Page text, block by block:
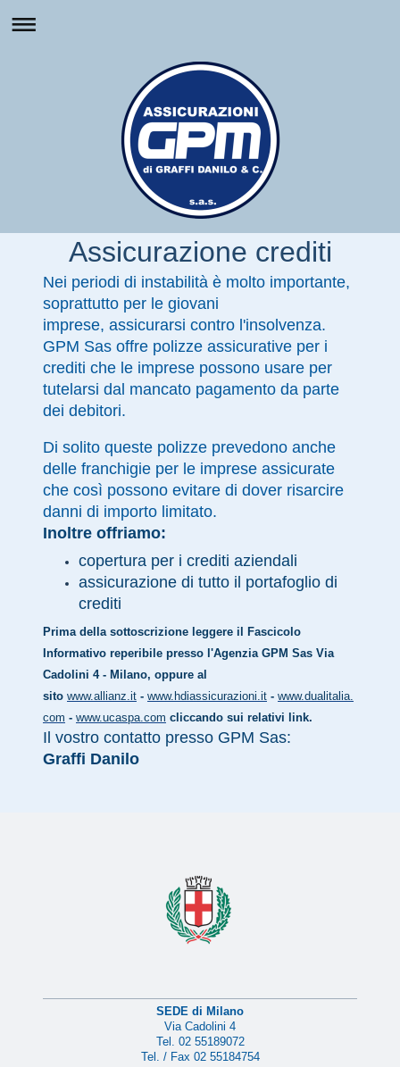
Assicurazione crediti
Nei periodi di instabilità è molto importante,
soprattutto per le giovani
imprese, assicurarsi contro l'insolvenza.
GPM Sas offre polizze assicurative per i
crediti che le imprese possono usare per
tutelarsi dal mancato pagamento da parte
dei debitori.
Di solito queste polizze prevedono anche
delle franchigie per le imprese assicurate
che così possono evitare di dover risarcire
danni di importo limitato.
Inoltre offriamo:
copertura per i crediti aziendali
assicurazione di tutto il portafoglio di
crediti
Prima della sottoscrizione leggere il Fascicolo
Informativo reperibile presso l'Agenzia GPM Sas Via
Cadolini 4 - Milano, oppure al
sito www.allianz.it - www.hdiassicurazioni.it - www.dualitalia.
com - www.ucaspa.com cliccando sui relativi link.
Il vostro contatto presso GPM Sas:
Graffi Danilo
SEDE di Milano
Via Cadolini 4
Tel. 02 55189072
Tel. / Fax 02 55184754